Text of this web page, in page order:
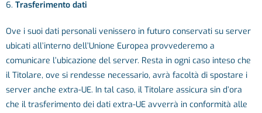
6. Trasferimento dati
Ove i suoi dati personali venissero in futuro conservati su server
ubicati all’interno dell’Unione Europea provvederemo a
comunicare l’ubicazione del server. Resta in ogni caso inteso che
il Titolare, ove si rendesse necessario, avrà facoltà di spostare i
server anche extra-UE. In tal caso, il Titolare assicura sin d’ora
che il trasferimento dei dati extra-UE avverrà in conformità alle